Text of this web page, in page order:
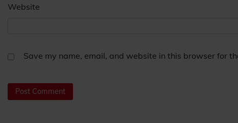
Website
Save my name, email, and website in this browser for